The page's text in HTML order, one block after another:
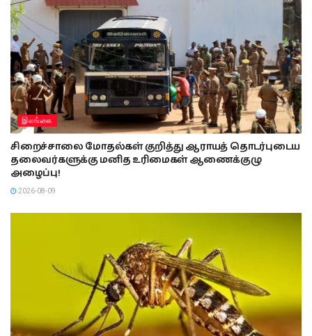
இலங்கை
சிறைச்சாலை மோதல்கள் குறித்து ஆராயத் தொடர்புடைய
தலைவர்களுக்கு மனித உரிமைகள் ஆணைக்குழு
அழைப்பு!
2026-08-09